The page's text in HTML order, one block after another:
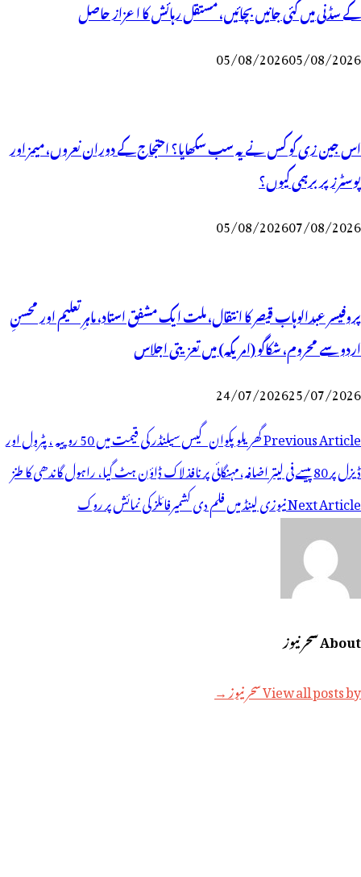
کے سڈنی میں کئی جانیں بچائیں، مستقل رہائش کا اعزاز حاصل
05/08/202605/08/2026
اس جین زی کو کس نے یہ سب سکھایا؟ احتجاج کے دوران نعروں، میمز اور
پوسٹرز پر برہمی کیوں؟
05/08/202607/08/2026
پروفیسر عبدالوہاب قیصر کا انتقال، ملت ایک مشفق استاد، ماہرِتعلیم اور محسنِ
اردو سے محروم، شکاگو (امریکہ) میں تعزیتی اجلاس
24/07/202625/07/2026
پوسٹوں
کی
نیویگیشن
Previous Article
گھریلو پکوان گیس سیلنڈر کی قیمت میں 50 روپیہ ، پٹرول اور
ڈیزل پر 80 پیسے فی لیتر اضافہ،مہنگائی پر نافذ لاک ڈاؤن ہٹ گیا، راہول گاندھی کا طنز
Next Articleنیوزی لینڈ میں فلم دی کشمیرفائلز کی نمائش پر روک
About سحر نیوز
View all posts by سحر نیوز →